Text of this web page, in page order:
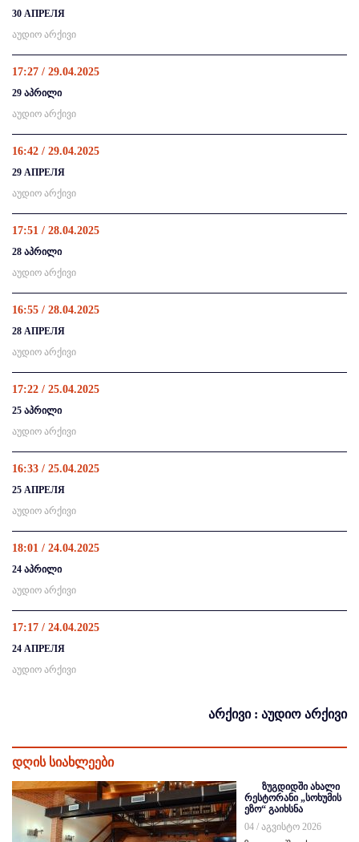
30 АПРЕЛЯ
აუდიო არქივი
17:27 / 29.04.2025
29 აპრილი
აუდიო არქივი
16:42 / 29.04.2025
29 АПРЕЛЯ
აუდიო არქივი
17:51 / 28.04.2025
28 აპრილი
აუდიო არქივი
16:55 / 28.04.2025
28 АПРЕЛЯ
აუდიო არქივი
17:22 / 25.04.2025
25 აპრილი
აუდიო არქივი
16:33 / 25.04.2025
25 АПРЕЛЯ
აუდიო არქივი
18:01 / 24.04.2025
24 აპრილი
აუდიო არქივი
17:17 / 24.04.2025
24 АПРЕЛЯ
აუდიო არქივი
არქივი : აუდიო არქივი
დღის სიახლეები
ზუგდიდში ახალი
რესტორანი „სოხუმის
ეზო“ გაიხსნა
04 / აგვისტო 2026